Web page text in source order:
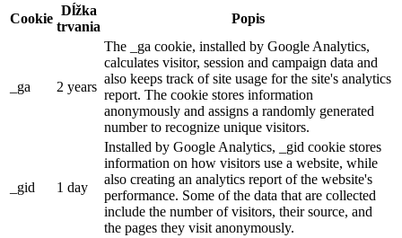
Cookie
Dĺžka
trvania
Popis
_ga 2 years
The _ga cookie, installed by Google Analytics,
calculates visitor, session and campaign data and
also keeps track of site usage for the site's analytics
report. The cookie stores information
anonymously and assigns a randomly generated
number to recognize unique visitors.
_gid 1 day
Installed by Google Analytics, _gid cookie stores
information on how visitors use a website, while
also creating an analytics report of the website's
performance. Some of the data that are collected
include the number of visitors, their source, and
the pages they visit anonymously.